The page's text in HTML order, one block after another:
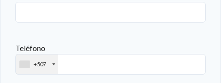
Teléfono
+507